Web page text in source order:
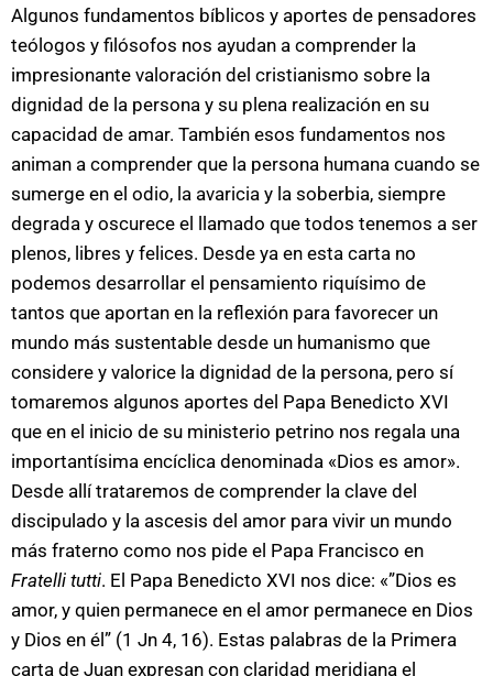
Algunos fundamentos bíblicos y aportes de pensadores
teólogos y filósofos nos ayudan a comprender la
impresionante valoración del cristianismo sobre la
dignidad de la persona y su plena realización en su
capacidad de amar. También esos fundamentos nos
animan a comprender que la persona humana cuando se
sumerge en el odio, la avaricia y la soberbia, siempre
degrada y oscurece el llamado que todos tenemos a ser
plenos, libres y felices. Desde ya en esta carta no
podemos desarrollar el pensamiento riquísimo de
tantos que aportan en la reflexión para favorecer un
mundo más sustentable desde un humanismo que
considere y valorice la dignidad de la persona, pero sí
tomaremos algunos aportes del Papa Benedicto XVI
que en el inicio de su ministerio petrino nos regala una
importantísima encíclica denominada «Dios es amor».
Desde allí trataremos de comprender la clave del
discipulado y la ascesis del amor para vivir un mundo
más fraterno como nos pide el Papa Francisco en
Fratelli tutti. El Papa Benedicto XVI nos dice: «”Dios es
amor, y quien permanece en el amor permanece en Dios
y Dios en él” (1 Jn 4, 16). Estas palabras de la Primera
carta de Juan expresan con claridad meridiana el